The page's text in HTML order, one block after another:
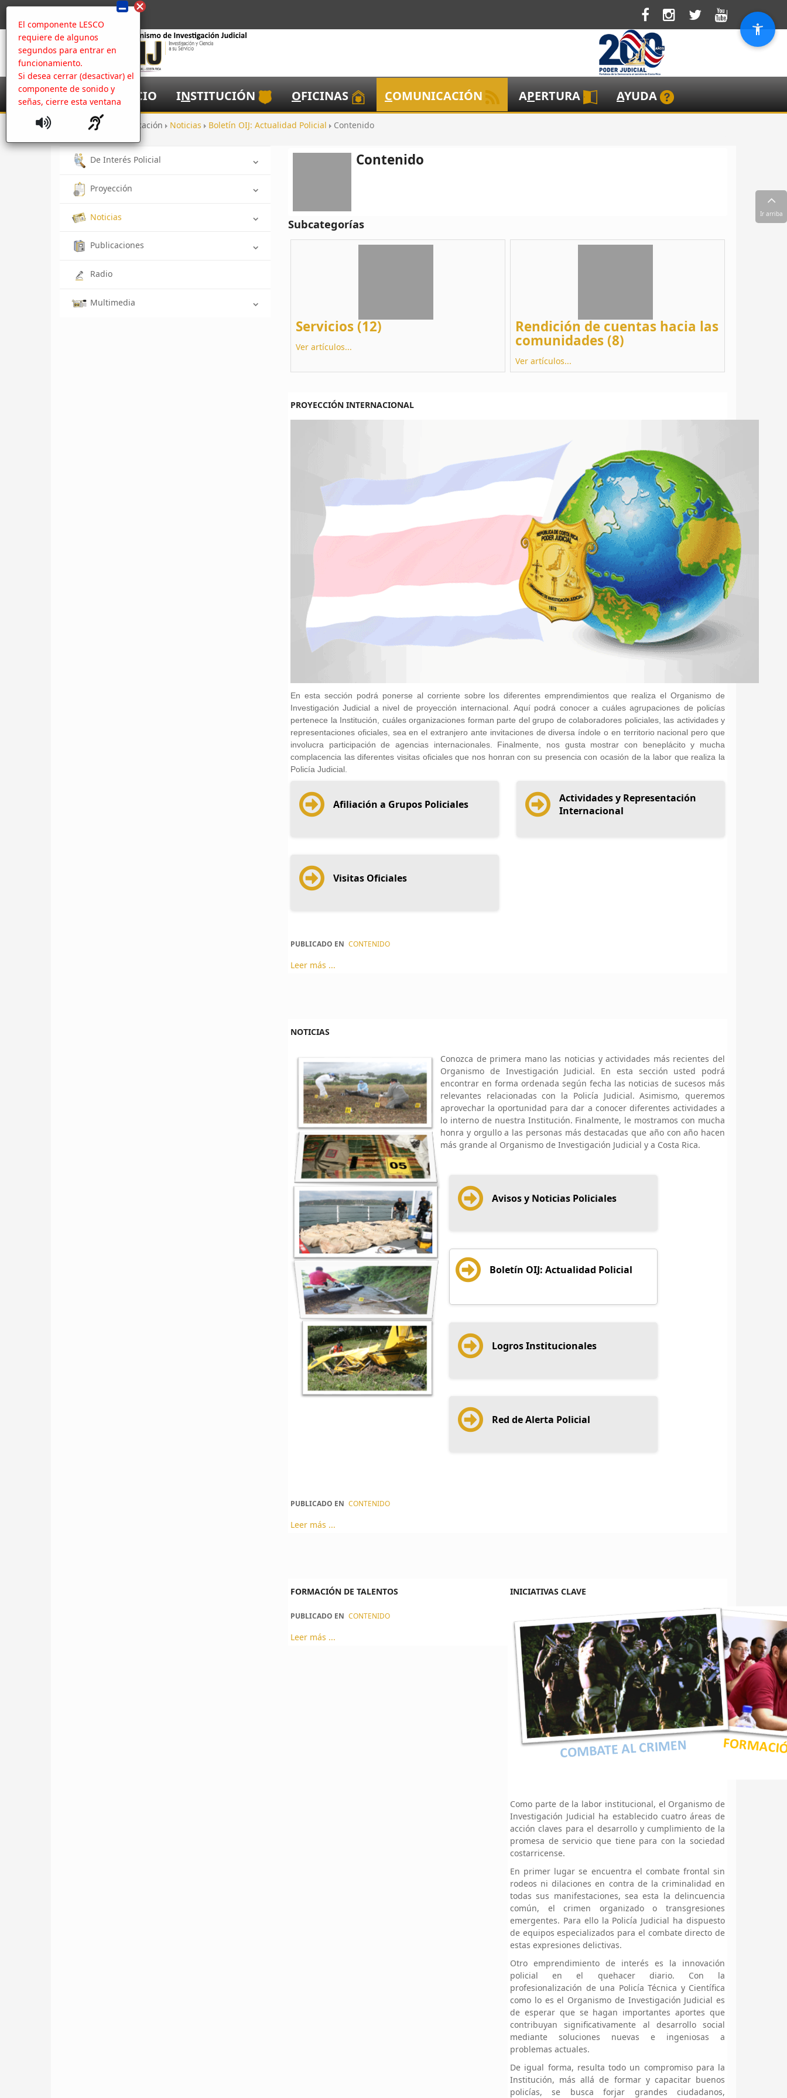
El componente LESCO
requiere de algunos
segundos para entrar en
funcionamiento.
Si desea cerrar (desactivar) el
componente de sonido y
señas, cierre esta ventana
NICIO INSTITUCIÓN OFICINAS COMUNICACIÓN APERTURA AYUDA
Inicio Comunicación Noticias Boletín OIJ: Actualidad Policial Contenido
De Interés Policial
Proyección
Noticias
Publicaciones
Radio
Multimedia
Contenido
Subcategorías
Servicios (12)
Ver artículos...
Rendición de cuentas hacia las
comunidades (8)
Ver artículos...
PROYECCIÓN INTERNACIONAL
En esta sección podrá ponerse al corriente sobre los diferentes emprendimientos que realiza el Organismo de
Investigación Judicial a nivel de proyección internacional. Aquí podrá conocer a cuáles agrupaciones de policías
pertenece la Institución, cuáles organizaciones forman parte del grupo de colaboradores policiales, las actividades y
representaciones oficiales, sea en el extranjero ante invitaciones de diversa índole o en territorio nacional pero que
involucra participación de agencias internacionales. Finalmente, nos gusta mostrar con beneplácito y mucha
complacencia las diferentes visitas oficiales que nos honran con su presencia con ocasión de la labor que realiza la
Policía Judicial.
Afiliación a Grupos Policiales
Actividades y Representación
Internacional
Visitas Oficiales
PUBLICADO EN CONTENIDO
Leer más ...
NOTICIAS
Conozca de primera mano las noticias y actividades más recientes del
Organismo de Investigación Judicial. En esta sección usted podrá
encontrar en forma ordenada según fecha las noticias de sucesos más
relevantes relacionadas con la Policía Judicial. Asimismo, queremos
aprovechar la oportunidad para dar a conocer diferentes actividades a
lo interno de nuestra Institución. Finalmente, le mostramos con mucha
honra y orgullo a las personas más destacadas que año con año hacen
más grande al Organismo de Investigación Judicial y a Costa Rica.
Avisos y Noticias Policiales
Boletín OIJ: Actualidad Policial
Logros Institucionales
Red de Alerta Policial
PUBLICADO EN CONTENIDO
Leer más ...
FORMACIÓN DE TALENTOS
PUBLICADO EN CONTENIDO
Leer más ...
INICIATIVAS CLAVE
Como parte de la labor institucional, el Organismo de
Investigación Judicial ha establecido cuatro áreas de
acción claves para el desarrollo y cumplimiento de la
promesa de servicio que tiene para con la sociedad
costarricense.
En primer lugar se encuentra el combate frontal sin
rodeos ni dilaciones en contra de la criminalidad en
todas sus manifestaciones, sea esta la delincuencia
común, el crimen organizado o transgresiones
emergentes. Para ello la Policía Judicial ha dispuesto
de equipos especializados para el combate directo de
estas expresiones delictivas.
Otro emprendimiento de interés es la innovación
policial en el quehacer diario. Con la
profesionalización de una Policía Técnica y Científica
como lo es el Organismo de Investigación Judicial es
de esperar que se hagan importantes aportes que
contribuyan significativamente al desarrollo social
mediante soluciones nuevas e ingeniosas a
problemas actuales.
De igual forma, resulta todo un compromiso para la
Institución, más allá de formar y capacitar buenos
policías, se busca forjar grandes ciudadanos,
Ir arriba